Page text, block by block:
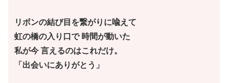
リボンの結び目を繋がりに喩えて
虹の橋の入り口で 時間が動いた
私が今 言えるのはこれだけ。
「出会いにありがとう」